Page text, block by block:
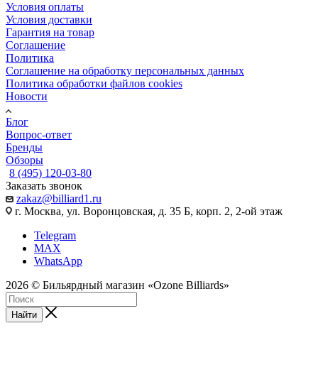
Условия оплаты
Условия доставки
Гарантия на товар
Соглашение
Политика
Соглашение на обработку персональных данных
Политика обработки файлов cookies
Новости
Блог
Вопрос-ответ
Бренды
Обзоры
8 (495) 120-03-80
Заказать звонок
zakaz@billiard1.ru
г. Москва, ул. Воронцовская, д. 35 Б, корп. 2, 2-ой этаж
Telegram
MAX
WhatsApp
2026 © Бильярдный магазин «Ozone Billiards»
Найти